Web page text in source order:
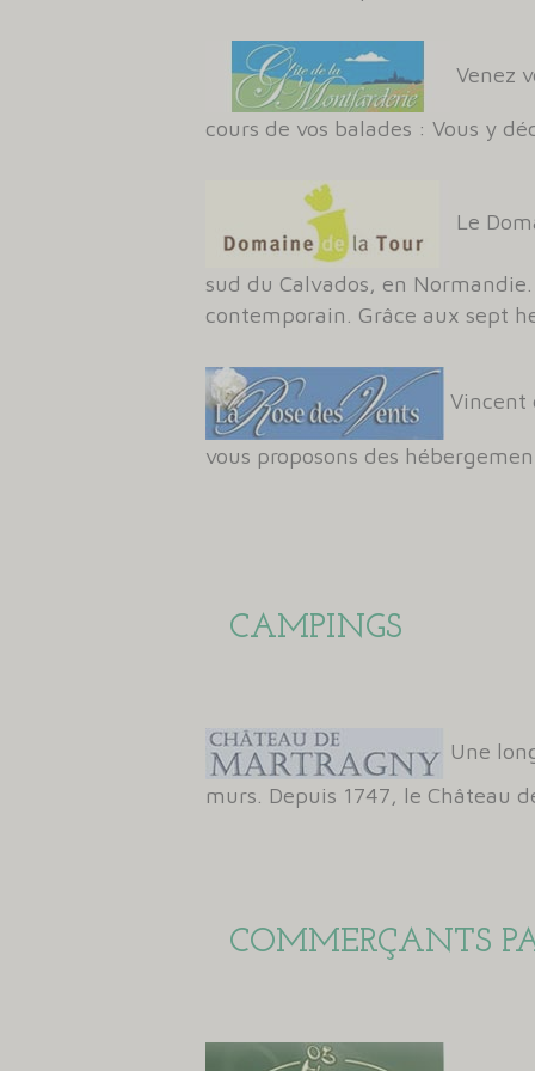
Venez
cours de vos balades : Vous y
Le
sud du Calvados, en
contemporain. Grâce aux sept
Vincent
vous proposons des
CAMPINGS
Une
murs. Depuis 1747, le Château
COMMERÇANTS